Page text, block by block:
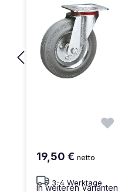
19,50 € netto
3-4 Werktage
In weiteren Varianten